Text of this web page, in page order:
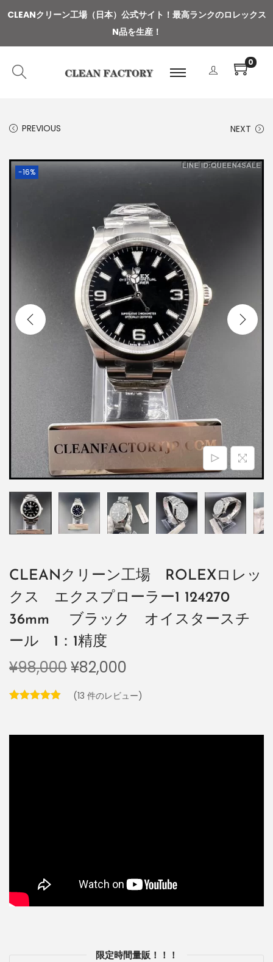
CLEANクリーン工場（日本）公式サイト ！ 最高ランクのロレックス
N品を生産！
0
PREVIOUS NEXT
-16%
CLEANクリーン工場 ROLEXロレッ
クス エクスプローラー1 124270
36mm ブラック オイスタースチ
ール 1：1精度
¥98,000¥82,000
(13 件のレビュー)
限定時間量販！！！